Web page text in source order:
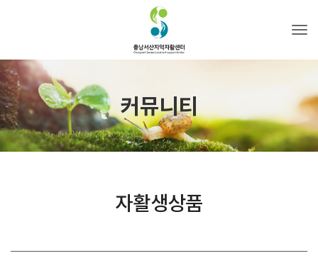
커뮤니티
자활생상품